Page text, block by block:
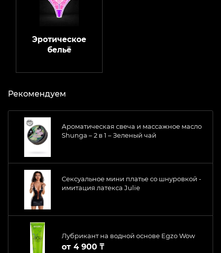
Эротическое
бельё
Рекомендуем
Ароматическая свеча и массажное масло
Shunga – 2 в 1 – Зеленый чай
Сексуальное мини платье со шнуровкой -
имитация латекса Julie
Лубрикант на водной основе Egzo Wow
от 4 900 ₸